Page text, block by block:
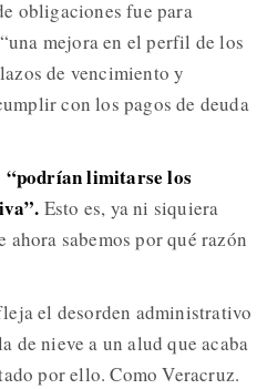
obligaciones fue para
mejora en el perfil de los
de vencimiento y
con los pagos de deuda
“podrían limitarse los
Esto es, ya ni siquiera
ahora sabemos por qué razón
el desorden administrativo
de nieve a un alud que acaba
por ello. Como Veracruz.